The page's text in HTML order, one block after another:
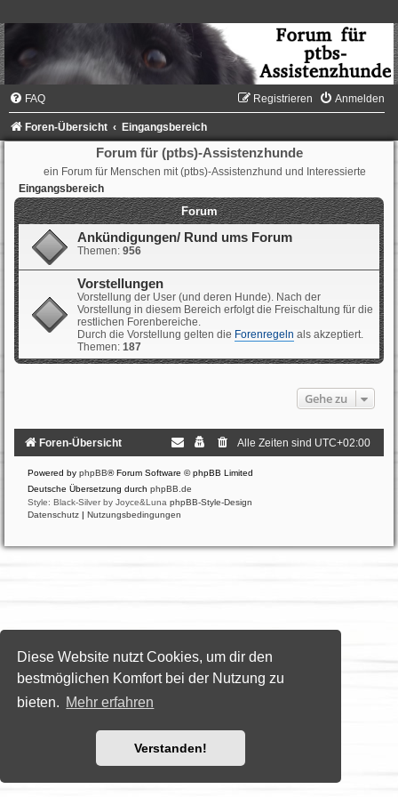
Diese Website nutzt Cookies, um dir den
bestmöglichen Komfort bei der Nutzung zu
bieten. Mehr erfahren
Verstanden!
FAQ Anmelden
Registrieren
Foren-Übersicht Eingangsbereich
Forum für (ptbs)-Assistenzhunde
ein Forum für Menschen mit (ptbs)-Assistenzhund und Interessierte
Eingangsbereich
Forum
Ankündigungen/ Rund ums Forum
Themen: 956
Vorstellungen
Vorstellung der User (und deren Hunde). Nach der
Vorstellung in diesem Bereich erfolgt die Freischaltung für die
restlichen Forenbereiche.
Durch die Vorstellung gelten die Forenregeln als akzeptiert.
Themen: 187
Gehe zu
Foren-Übersicht Alle Zeiten sind UTC+02:00
Powered by phpBB® Forum Software © phpBB Limited
Deutsche Übersetzung durch phpBB.de
Style: Black-Silver by Joyce&Luna phpBB-Style-Design
Datenschutz | Nutzungsbedingungen